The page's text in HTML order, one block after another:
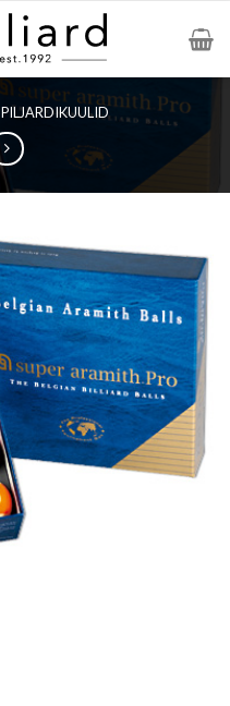
PILJARDIKUULID